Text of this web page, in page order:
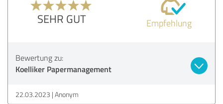
SEHR GUT Empfehlung
Bewertung zu:
Koelliker Papermanagement
22.03.2023 Anonym